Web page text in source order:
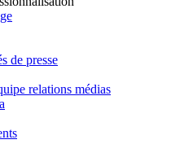
de presse
relations médias